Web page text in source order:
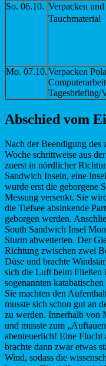
So. 06.10. Verpacken und
Tauchmaterial
Mo. 07.10.Verpacken
Tagesbriefing/
Abschied vom
Nach der Beendigung des
Woche schrittweise aus
zuerst in nördlicher
Sandwich Inseln, eine
wurde erst die geborgene
Messung versenkt. Sie
die Tiefsee absinkende
geborgen werden.
South Sandwich Insel
Sturm abwetterten. Der
Richtung zwischen zwei
Düse und brachte
sich die Luft beim Fließen
sogenannten
Sie machten den
musste sich schon gut an
zu werden. Innerhalb von
und musste zum
abenteuerlich! Eine Flucht
brachte dann zwar etwas
Wind, sodass die